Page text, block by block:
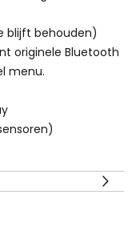
blijft behouden)
originele Bluetooth
menu.